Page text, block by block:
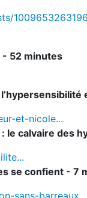
- 52 minutes
et-nicole...
le calvaire des
se confient - 7
sans-barreaux